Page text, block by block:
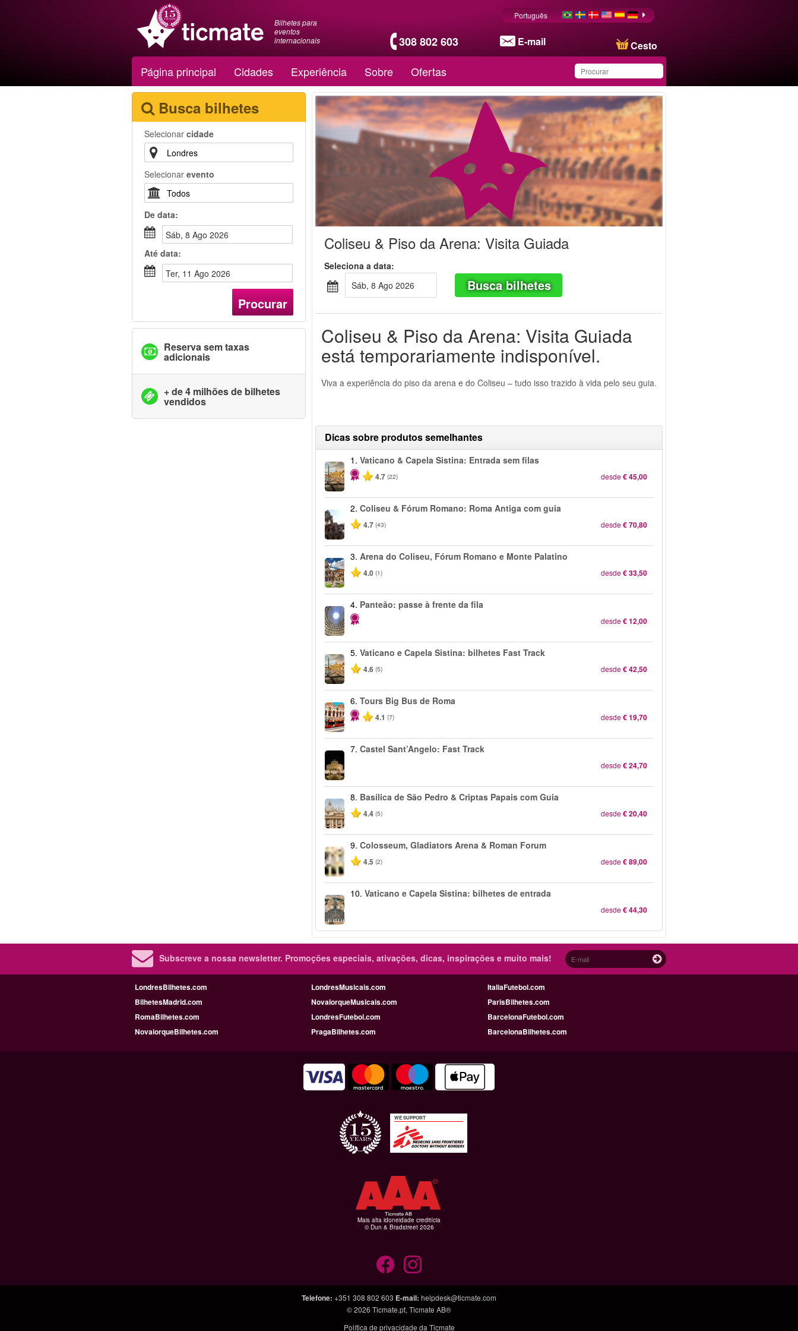
Bilhetes para
eventos
internacionais
308 802 603 E-mail Cesto
Português
Página principal Cidades Experiência Sobre Ofertas
Produto salvo na lista de
favoritos
Busca bilhetes
Selecionar cidade
Selecionar evento
De data:
Sáb, 8 Ago 2026
Até data:
Ter, 11 Ago 2026
Procurar
Reserva sem taxas
adicionais
+ de 4 milhões de bilhetes
vendidos
Coliseu & Piso da Arena: Visita Guiada
Seleciona a data:
Sáb, 8 Ago 2026
Busca bilhetes
Coliseu & Piso da Arena: Visita Guiada
está temporariamente indisponível.
Viva a experiência do piso da arena e do Coliseu – tudo isso trazido à vida pelo seu guia.
Dicas sobre produtos semelhantes
1.Vaticano & Capela Sistina: Entrada sem filas
4.7 (22) desde€ 45,00
2.Coliseu & Fórum Romano: Roma Antiga com guia
4.7 (43) desde€ 70,80
3.Arena do Coliseu, Fórum Romano e Monte Palatino
4.0 (1) desde€ 33,50
4. Panteão: passe à frente da fila
desde€ 12,00
5.Vaticano e Capela Sistina: bilhetes Fast Track
4.6 (5) desde€ 42,50
6.Tours Big Bus de Roma
4.1 (7) desde€ 19,70
7.Castel Sant’Angelo: Fast Track
desde€ 24,70
8. Basílica de São Pedro & Criptas Papais com Guia
4.4 (5) desde€ 20,40
9.Colosseum, Gladiators Arena & Roman Forum
4.5 (2) desde€ 89,00
10.Vaticano e Capela Sistina: bilhetes de entrada
desde€ 44,30
Subscreve a nossa newsletter. Promoções especiais, ativações, dicas, inspirações e muito mais!
LondresBilhetes.com LondresMusicais.com
ItaliaFutebol.com
BilhetesMadrid.com
NovaIorqueMusicais.com
ParisBilhetes.com
RomaBilhetes.com
LondresFutebol.com
BarcelonaFutebol.com
NovaiorqueBilhetes.com
PragaBilhetes.com BarcelonaBilhetes.com
WE SUPPORT
Mais alta idoneidade creditícia
© Dun & Bradstreet 2026
Telefone: +351 308 802 603 E-mail: helpdesk@ticmate.com
© 2026 Ticmate.pt, Ticmate AB®
Política de privacidade da Ticmate